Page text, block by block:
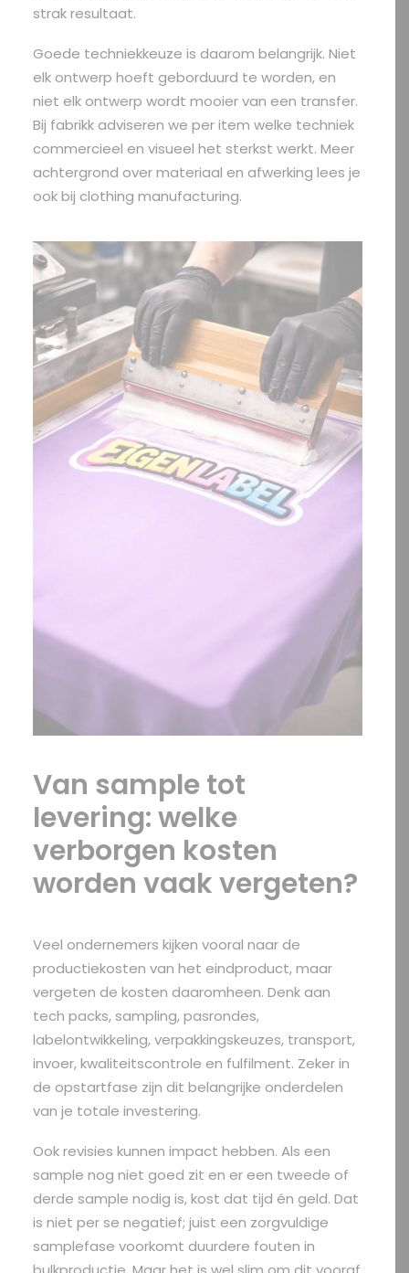
strak resultaat.
Goede techniekkeuze is daarom belangrijk. Niet
elk ontwerp hoeft geborduurd te worden, en
niet elk ontwerp wordt mooier van een transfer.
Bij fabrikk adviseren we per item welke techniek
commercieel en visueel het sterkst werkt. Meer
achtergrond over materiaal en afwerking lees je
ook bij clothing manufacturing.
Van sample tot
levering: welke
verborgen kosten
worden vaak vergeten?
Veel ondernemers kijken vooral naar de
productiekosten van het eindproduct, maar
vergeten de kosten daaromheen. Denk aan
tech packs, sampling, pasrondes,
labelontwikkeling, verpakkingskeuzes, transport,
invoer, kwaliteitscontrole en fulfilment. Zeker in
de opstartfase zijn dit belangrijke onderdelen
van je totale investering.
Ook revisies kunnen impact hebben. Als een
sample nog niet goed zit en er een tweede of
derde sample nodig is, kost dat tijd én geld. Dat
is niet per se negatief; juist een zorgvuldige
samplefase voorkomt duurdere fouten in